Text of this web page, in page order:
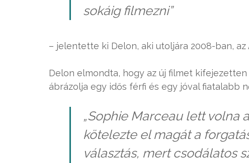
sokáig filmezni”
– jelentette ki Delon, aki utoljára 2008-ban,
Delon elmondta, hogy az új filmet
ábrázolja egy idős férfi és egy jóval fiatalabb
„Sophie Marceau lett volna
kötelezte el magát a
választás, mert csodálatos